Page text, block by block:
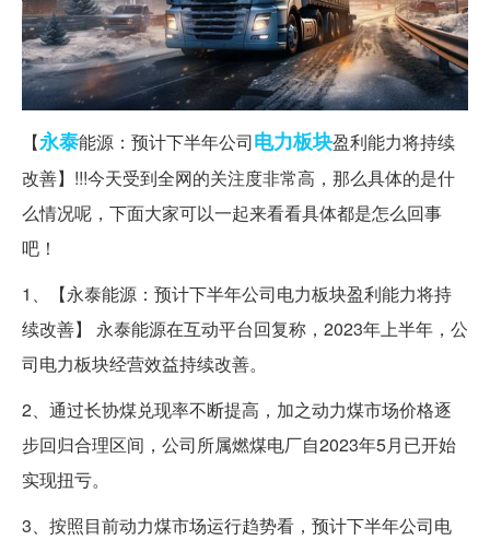
【永泰能源：预计下半年公司电力板块盈利能力将持续
改善】!!!今天受到全网的关注度非常高，那么具体的是什
么情况呢，下面大家可以一起来看看具体都是怎么回事
吧！
1、【永泰能源：预计下半年公司电力板块盈利能力将持
续改善】 永泰能源在互动平台回复称，2023年上半年，公
司电力板块经营效益持续改善。
2、通过长协煤兑现率不断提高，加之动力煤市场价格逐
步回归合理区间，公司所属燃煤电厂自2023年5月已开始
实现扭亏。
3、按照目前动力煤市场运行趋势看，预计下半年公司电